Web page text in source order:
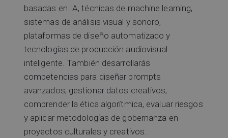
basadas en IA, técnicas de machine learning,
sistemas de análisis visual y sonoro,
plataformas de diseño automatizado y
tecnologías de producción audiovisual
inteligente. También desarrollarás
competencias para diseñar prompts
avanzados, gestionar datos creativos,
comprender la ética algorítmica, evaluar riesgos
y aplicar metodologías de gobernanza en
proyectos culturales y creativos.